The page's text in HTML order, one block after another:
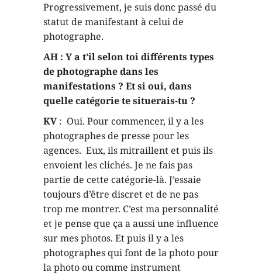
Progressivement, je suis donc passé du
statut de manifestant à celui de
photographe.
AH : Y a t’il selon toi différents types
de photographe dans les
manifestations ? Et si oui, dans
quelle catégorie te situerais-tu ?
KV : Oui. Pour commencer, il y a les
photographes de presse pour les
agences. Eux, ils mitraillent et puis ils
envoient les clichés. Je ne fais pas
partie de cette catégorie-là. J’essaie
toujours d’être discret et de ne pas
trop me montrer. C’est ma personnalité
et je pense que ça a aussi une influence
sur mes photos. Et puis il y a les
photographes qui font de la photo pour
la photo ou comme instrument